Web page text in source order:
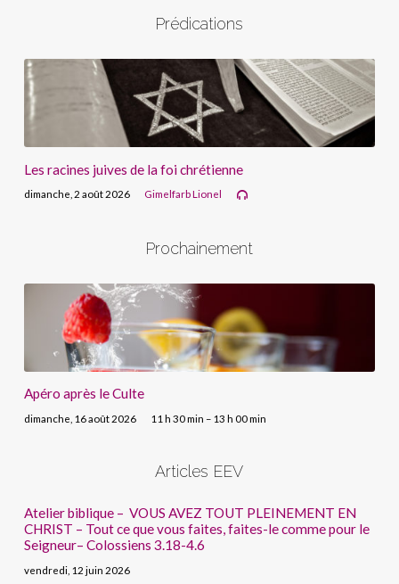
Prédications
Les racines juives de la foi chrétienne
dimanche, 2 août 2026 Gimelfarb Lionel
Prochainement
Apéro après le Culte
dimanche, 16 août 2026 11 h 30 min – 13 h 00 min
Articles EEV
Atelier biblique – VOUS AVEZ TOUT PLEINEMENT EN
CHRIST – Tout ce que vous faites, faites-le comme pour le
Seigneur– Colossiens 3.18-4.6
vendredi, 12 juin 2026